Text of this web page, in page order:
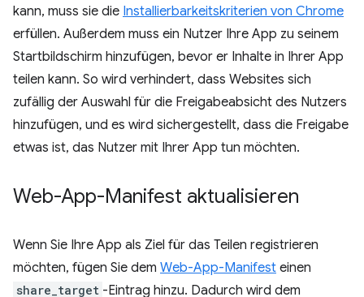
kann, muss sie die Installierbarkeitskriterien von Chrome
erfüllen. Außerdem muss ein Nutzer Ihre App zu seinem
Startbildschirm hinzufügen, bevor er Inhalte in Ihrer App
teilen kann. So wird verhindert, dass Websites sich
zufällig der Auswahl für die Freigabeabsicht des Nutzers
hinzufügen, und es wird sichergestellt, dass die Freigabe
etwas ist, das Nutzer mit Ihrer App tun möchten.
Web-App-Manifest aktualisieren
Wenn Sie Ihre App als Ziel für das Teilen registrieren
möchten, fügen Sie dem Web-App-Manifest einen
share_target -Eintrag hinzu. Dadurch wird dem